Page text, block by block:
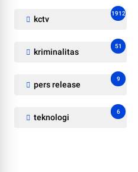
kctv
1912
kriminalitas
51
pers release
9
teknologi
6